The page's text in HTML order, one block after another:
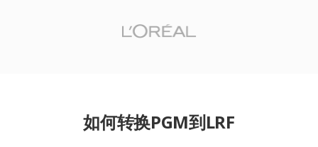
如何转换PGM到LRF